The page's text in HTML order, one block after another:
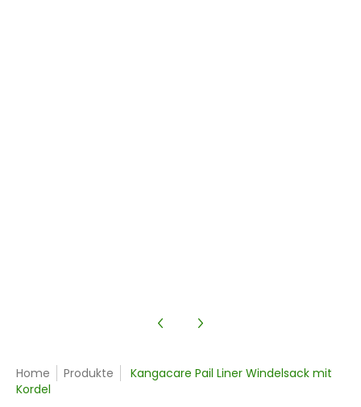
Home Produkte
Kangacare Pail Liner Windelsack mit
Kordel